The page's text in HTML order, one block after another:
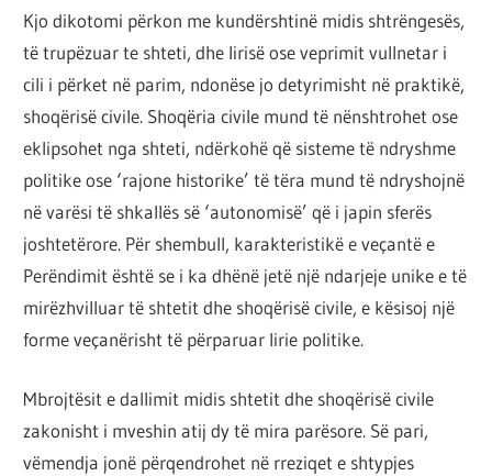
Kjo dikotomi përkon me kundërshtinë midis shtrëngesës,
të trupëzuar te shteti, dhe lirisë ose veprimit vullnetar i
cili i përket në parim, ndonëse jo detyrimisht në praktikë,
shoqërisë civile. Shoqëria civile mund të nënshtrohet ose
eklipsohet nga shteti, ndërkohë që sisteme të ndryshme
politike ose ‘rajone historike’ të tëra mund të ndryshojnë
në varësi të shkallës së ‘autonomisë’ që i japin sferës
joshtetërore. Për shembull, karakteristikë e veçantë e
Perëndimit është se i ka dhënë jetë një ndarjeje unike e të
mirëzhvilluar të shtetit dhe shoqërisë civile, e kësisoj një
forme veçanërisht të përparuar lirie politike.
Mbrojtësit e dallimit midis shtetit dhe shoqërisë civile
zakonisht i mveshin atij dy të mira parësore. Së pari,
vëmendja jonë përqendrohet në rreziqet e shtypjes